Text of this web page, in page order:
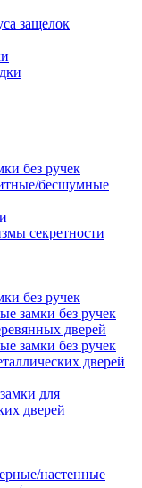
защелок
без ручек
бесшумные
секретности
без ручек
замки без ручек
дверей
замки без ручек
дверей
для
дверей
настенные